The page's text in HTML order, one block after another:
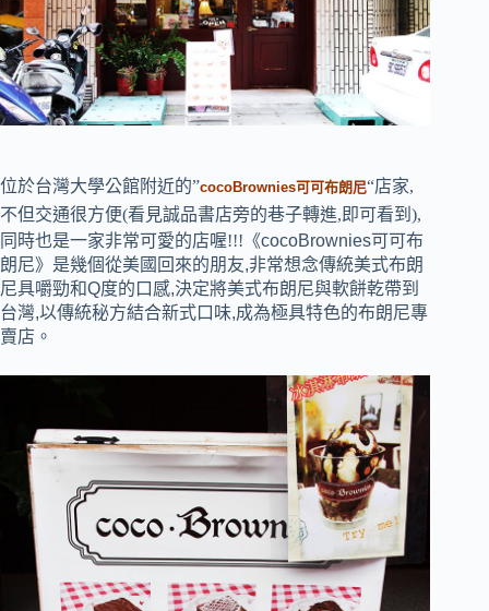
位於台灣大學公館附近的”cocoBrownies可可布朗尼“店家,
不但交通很方便(看見誠品書店旁的巷子轉進,即可看到),
同時也是一家非常可愛的店喔!!! 《cocoBrownies可可布
朗尼》是幾個從美國回來的朋友,非常想念傳統美式布朗
尼具嚼勁和Q度的口感,決定將美式布朗尼與軟餅乾帶到
台灣,以傳統秘方結合新式口味,成為極具特色的布朗尼專
賣店。